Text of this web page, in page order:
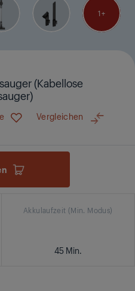
1
(Kabellose
Vergleichen
Akkulaufzeit (Min. Modus)
45 Min.